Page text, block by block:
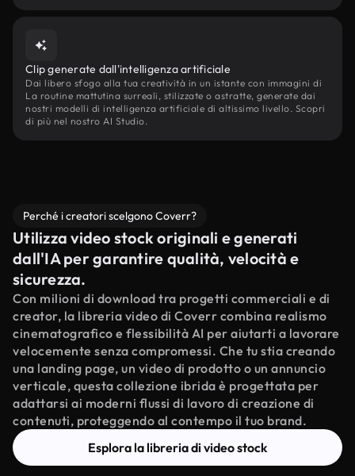
Clip generate dall'intelligenza artificiale
Dai libero sfogo alla tua creatività in un istante con immagini di
La routine mattutina surreali, stilizzate o astratte, generate dai
nostri modelli di intelligenza artificiale di altissimo livello. Scopri
di più nel nostro AI Studio.
Perché i creatori scelgono Coverr?
Utilizza video stock originali e generati
dall'IA per garantire qualità, velocità e
sicurezza.
Con milioni di download tra progetti commerciali e di
creator, la libreria video di Coverr combina realismo
cinematografico e flessibilità AI per aiutarti a lavorare
velocemente senza compromessi. Che tu stia creando
una landing page, un video di prodotto o un annuncio
verticale, questa collezione ibrida è progettata per
adattarsi ai moderni flussi di lavoro di creazione di
contenuti, proteggendo al contempo il tuo brand.
Esplora la libreria di video stock